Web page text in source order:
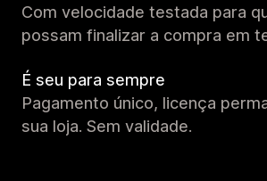
Com velocidade testada para
possam finalizar a compra em
É seu para sempre
Pagamento único, licença
sua loja. Sem validade.